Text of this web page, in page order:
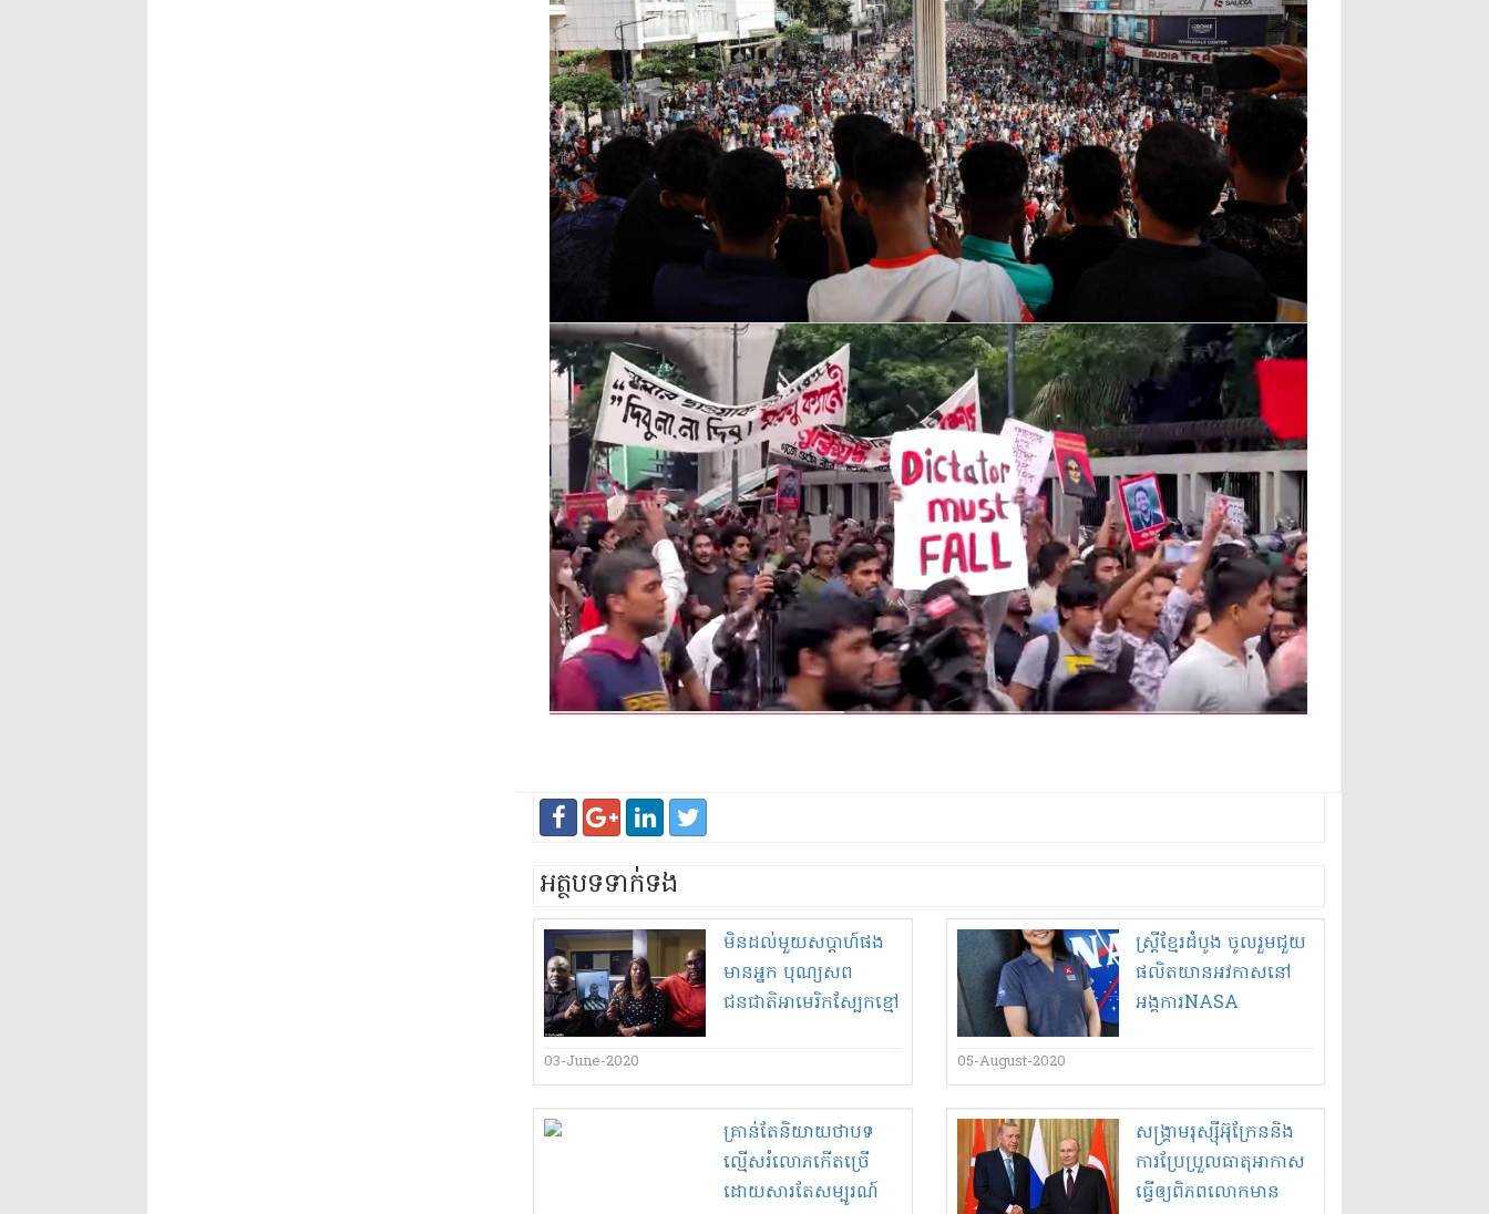
អត្ថបទទាក់ទង
មិន​ដល់​មួយ​សប្ដាហ៍​ផង
មាន​អ្នក បុណ្យសព​
ជនជាតិ​អាមេរិក​ស្បែក​ខ្មៅ​
លោក George Floyd
ជាង​១០​លាន​ដុល្លារ​
អាមេរិក​
03-June-2020
ស្ត្រី​ខ្មែរ​ដំបូង ចូលរួម​ជួយ​
ផលិត​យានអវកាស​នៅ​
អង្គការ​NASA
05-August-2020
គ្រាន់តែ​និយាយថា​បទ
ល្មើស​រំលោភ​កើត​ច្រើ​
ដោយសារតែ​សម្បូរ​ណ៍​
សង្គ្រាមរុស្ស៊ីអ៊ុក្រែននិង
ការប្រែប្រួលធាតុអាកាស
ធ្វើឲ្យពិភពលោកមាន